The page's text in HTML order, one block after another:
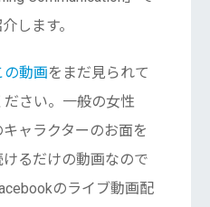
します。
の動画をまだ見られて
さい。一般の女性
ャラクターのお面を
るだけの動画なので
のライブ動画配